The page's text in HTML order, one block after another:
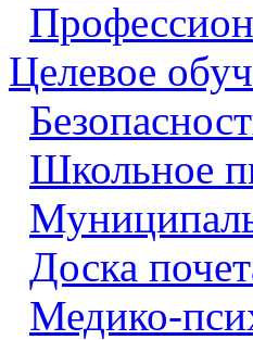
Целевое
Школьное
Доска
Медико-